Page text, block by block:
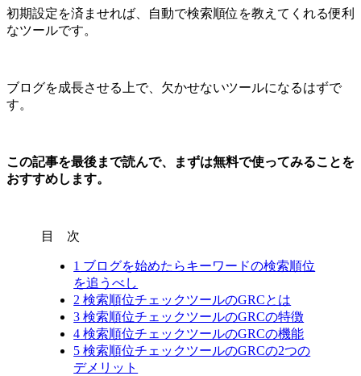
初期設定を済ませれば、自動で検索順位を教えてくれる便利
なツールです。
ブログを成長させる上で、欠かせないツールになるはずで
す。
この記事を最後まで読んで、まずは無料で使ってみることを
おすすめします。
目 次
1 ブログを始めたらキーワードの検索順位
を追うべし
2 検索順位チェックツールのGRCとは
3 検索順位チェックツールのGRCの特徴
4 検索順位チェックツールのGRCの機能
5 検索順位チェックツールのGRCの2つの
デメリット